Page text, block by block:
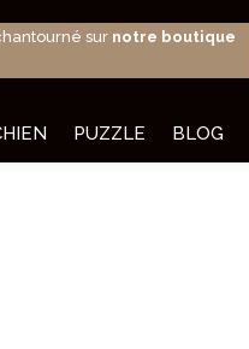
sur notre boutique
PUZZLE BLOG